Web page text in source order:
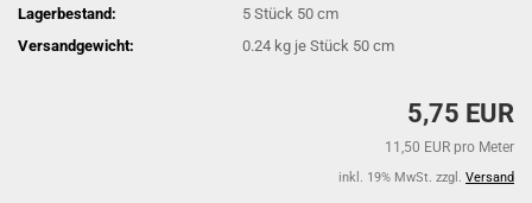
Lagerbestand: 5Stück 50 cm
Versandgewicht:
0.24 kg je Stück 50 cm
5,75 EUR
11,50 EUR pro Meter
inkl. 19% MwSt. zzgl. Versand